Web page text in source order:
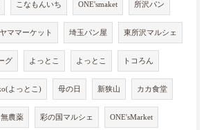
こなもんいち ONE'smaket 所沢パン
ママーケット 埼玉パン屋 東所沢マルシェ
グ よっとこ よっとこ トコろん
よっとこ) 母の日 新狭山 カカ食堂
無農薬 彩の国マルシェ ONE'sMarket